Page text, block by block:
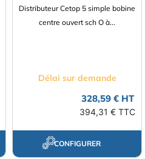
Distributeur Cetop 5 simple bobine
centre ouvert sch O à...
Délai sur demande
328,59 € HT
394,31 € TTC
CONFIGURER